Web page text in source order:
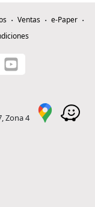
Ventas
e-Paper
Zona 4